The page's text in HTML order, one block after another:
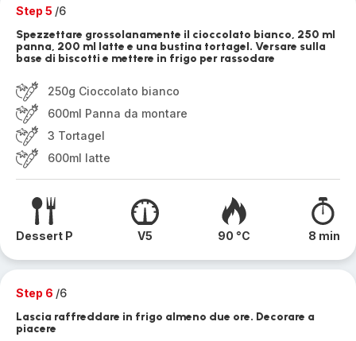
Step 5 /6
Spezzettare grossolanamente il cioccolato bianco, 250 ml
panna, 200 ml latte e una bustina tortagel. Versare sulla
base di biscotti e mettere in frigo per rassodare
250g Cioccolato bianco
600ml Panna da montare
3 Tortagel
600ml latte
Dessert P V5 90 °C 8 min
Step 6 /6
Lascia raffreddare in frigo almeno due ore. Decorare a
piacere